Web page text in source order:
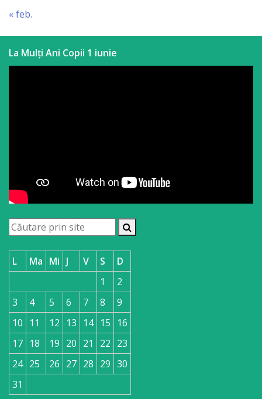
« feb.
La Mulți Ani Copii 1 iunie
L Ma Mi J V S
D
1
2
3
4 5 6 7 8
9
10
11 12 13 14 15
16
17 18 19 20 21 22 23
24 25 26 27 28 29 30
31